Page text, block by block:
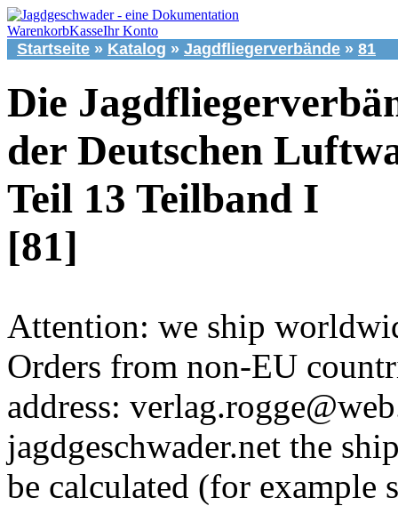
WarenkorbKasseIhr Konto
Startseite » Katalog » Jagdfliegerverbände » 81
Die
der Deutschen
Teil 13 Teilband I
[81]
Attention: we ship
Orders from non-EU
address:
jagdgeschwader.net the
be calculated (for example